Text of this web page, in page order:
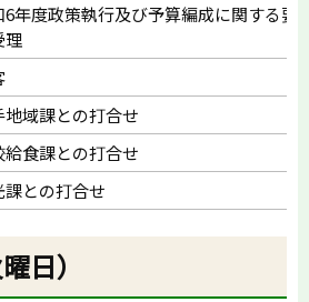
6年度政策執行及び予算編成に関する要
理
地域課との打合せ
給食課との打合せ
課との打合せ
日）